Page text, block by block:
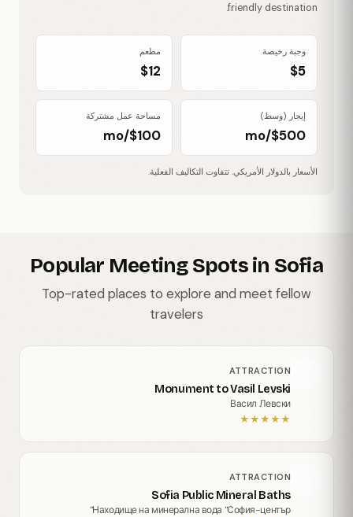
friendly destination.
وجبة رخيصة
$5
مطعم
$12
إيجار (وسط)
$500/mo
مساحة عمل مشتركة
$100/mo
الأسعار بالدولار الأمريكي. تتفاوت التكاليف الفعلية.
Popular Meeting Spots in Sofia
Top-rated places to explore and meet fellow
travelers
ATTRACTION
Monument to Vasil Levski
Васил Левски
★
★
★
★
★
ATTRACTION
Sofia Public Mineral Baths
Находище на минерална вода "София-център"